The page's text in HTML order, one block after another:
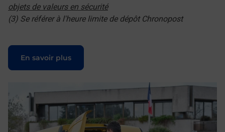
objets de valeurs en sécurité
(3) Se référer à l'heure limite de dépôt Chronopost
En savoir plus
Le lien s'ouvre dans un nouvel onglet